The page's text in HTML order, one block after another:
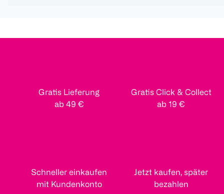
Gratis Lieferung
ab 49 €
Gratis Click & Collect
ab 19 €
Schneller einkaufen
mit Kundenkonto
Jetzt kaufen, später
bezahlen